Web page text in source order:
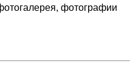
фотографии